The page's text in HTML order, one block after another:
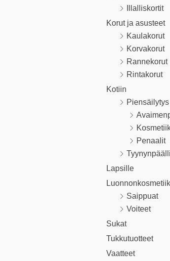
Illalliskortit
Korut ja asusteet
Kaulakorut
Korvakorut
Rannekorut
Rintakorut
Kotiin
Piensäilytys
Penaalit
Lapsille
Saippuat
Voiteet
Sukat
Tukkutuotteet
Vaatteet